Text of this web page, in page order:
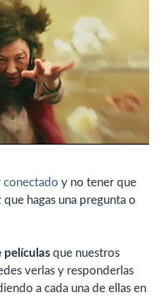
conectado y no tener que
hagas una pregunta o
películas que nuestros
verlas y responderlas
a cada una de ellas en